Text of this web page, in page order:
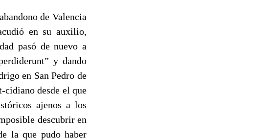
de Valencia
en su auxilio,
pasó de nuevo a
y dando
en San Pedro de
cidiano desde el que
ajenos a los
descubrir en
la que pudo haber